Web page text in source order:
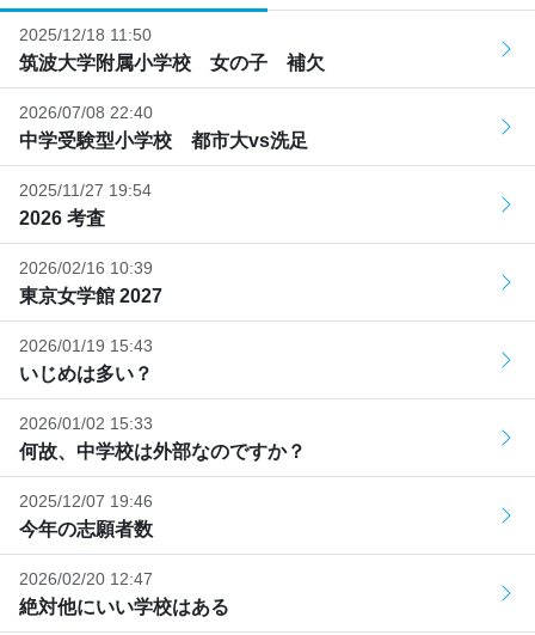
2025/12/18 11:50
筑波大学附属小学校 女の子 補欠
2026/07/08 22:40
中学受験型小学校 都市大vs洗足
2025/11/27 19:54
2026 考査
2026/02/16 10:39
東京女学館 2027
2026/01/19 15:43
いじめは多い？
2026/01/02 15:33
何故、中学校は外部なのですか？
2025/12/07 19:46
今年の志願者数
2026/02/20 12:47
絶対他にいい学校はある